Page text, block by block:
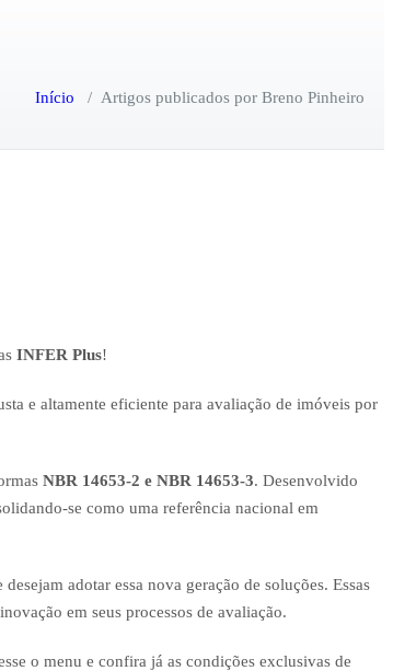
Início / Artigos publicados por Breno Pinheiro
INFER Plus!
e altamente eficiente para avaliação de imóveis por
NBR 14653-2 e NBR 14653-3. Desenvolvido
se como uma referência nacional em
adotar essa nova geração de soluções. Essas
em seus processos de avaliação.
o menu e confira já as condições exclusivas de